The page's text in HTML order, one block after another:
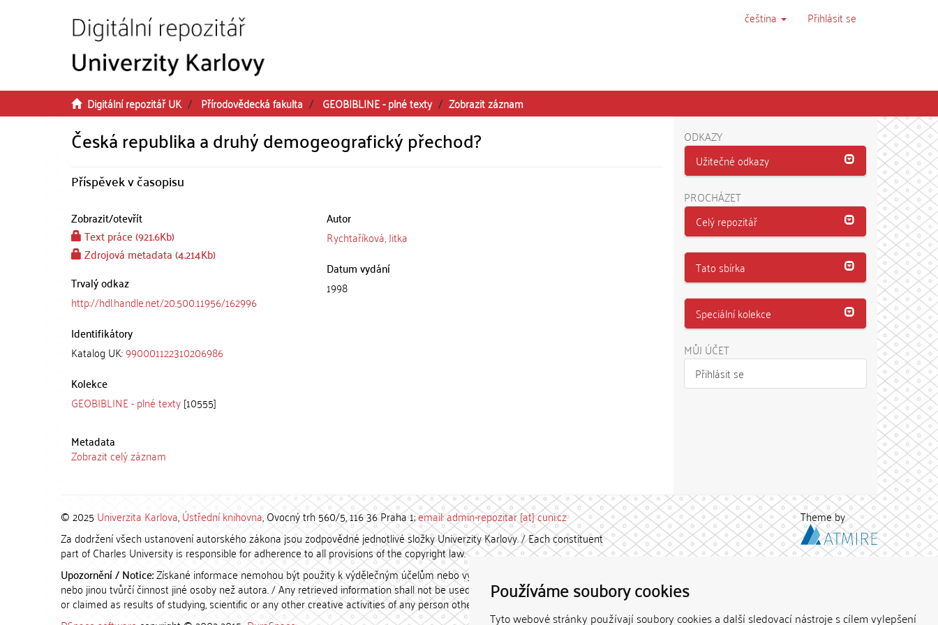
Používáme soubory cookies
Tyto webové stránky používají soubory cookies a další sledovací nástroje s cílem vylepšení
čeština Přihlásit se
Digitální repozitář UK Přírodovědecká fakulta GEOBIBLINE - plné texty Zobrazit záznam
Česká republika a druhý demogeografický přechod?
Příspěvek v časopisu
Zobrazit/otevřít
Text práce (921.6Kb)
Zdrojová metadata (4.214Kb)
Trvalý odkaz
http://hdl.handle.net/20.500.11956/162996
Identifikátory
Katalog UK:990001122310206986
Kolekce
GEOBIBLINE - plné texty[10555]
Autor
Rychtaříková, Jitka
Datum vydání
1998
Metadata
Zobrazit celý záznam
ODKAZY
Užitečné odkazy
PROCHÁZET
Celý repozitář
Tato sbírka
Speciální kolekce
MŮJ ÚČET
Přihlásit se
© 2025 Univerzita Karlova,Ústřední knihovna, Ovocný trh 560/5, 116 36 Praha 1;email: admin-repozitar [at] cuni.cz
Za dodržení všech ustanovení autorského zákona jsou zodpovědné jednotlivé složky Univerzity Karlovy. / Each constituent
part of Charles University is responsible for adherence to all provisions of the copyright law.
Upozornění / Notice:Získané informace nemohou být použity k výdělečným účelům nebo vydávány za studijní, vědeckou
nebo jinou tvůrčí činnost jiné osoby než autora. / Any retrieved information shall not be used for any commercial purposes
or claimed as results of studying, scientific or any other creative activities of any person other than the author.
Theme by